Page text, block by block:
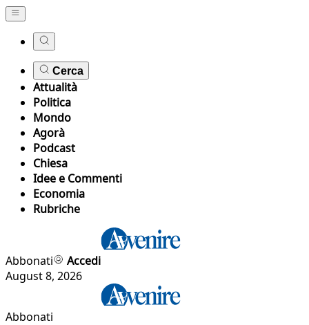
Cerca
Attualità
Politica
Mondo
Agorà
Podcast
Chiesa
Idee e Commenti
Economia
Rubriche
Abbonati
Accedi
August 8, 2026
Abbonati